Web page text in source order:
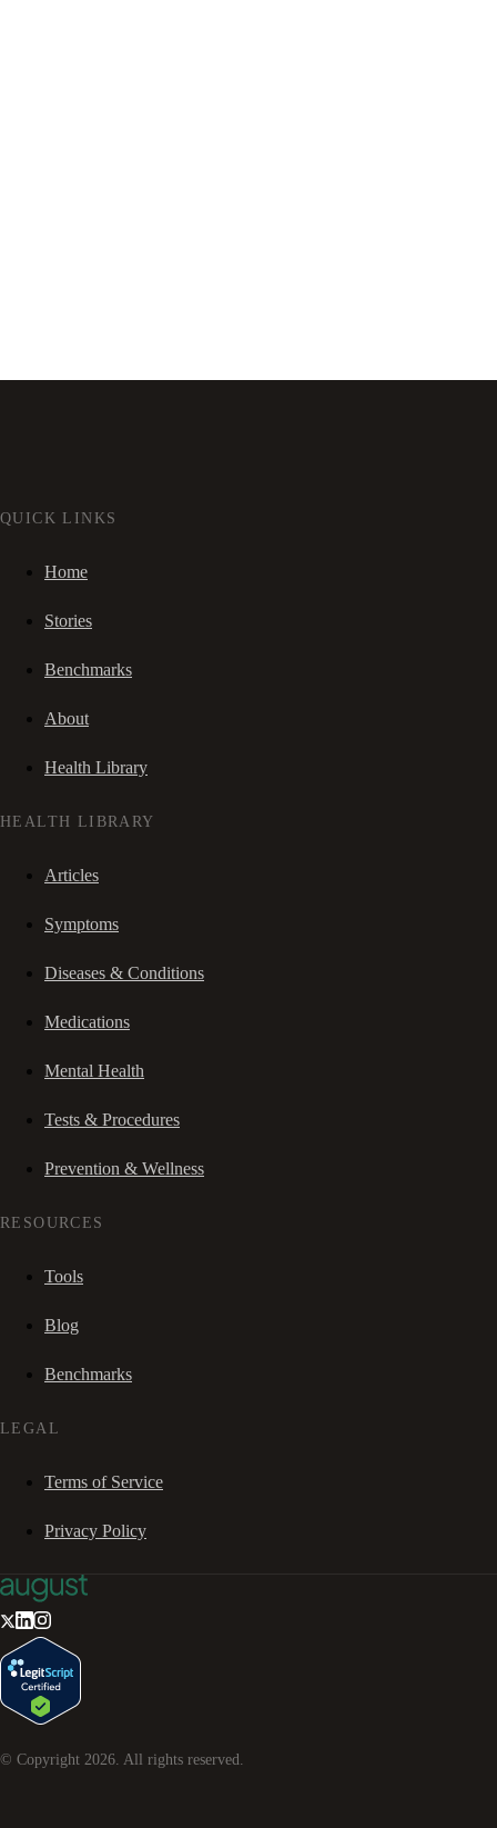
QUICK LINKS
Home
Stories
Benchmarks
About
Health Library
HEALTH LIBRARY
Articles
Symptoms
Diseases & Conditions
Medications
Mental Health
Tests & Procedures
Prevention & Wellness
RESOURCES
Tools
Blog
Benchmarks
LEGAL
Terms of Service
Privacy Policy
© Copyright 2026 . All rights reserved.